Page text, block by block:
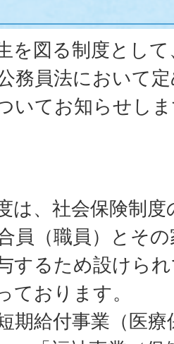
を図る制度とし
務員法において
いてお知らせし
は、社会保険制
員（職員）とそ
するため設けら
ております。
期給付事業（医